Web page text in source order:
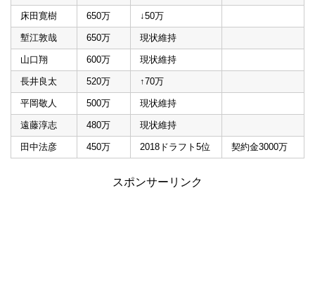
床田寛樹 650万 ↓50万
塹江敦哉 650万 現状維持
山口翔 600万 現状維持
長井良太 520万 ↑70万
平岡敬人 500万 現状維持
遠藤淳志 480万 現状維持
田中法彦 450万 2018ドラフト5位 契約金3000万
スポンサーリンク